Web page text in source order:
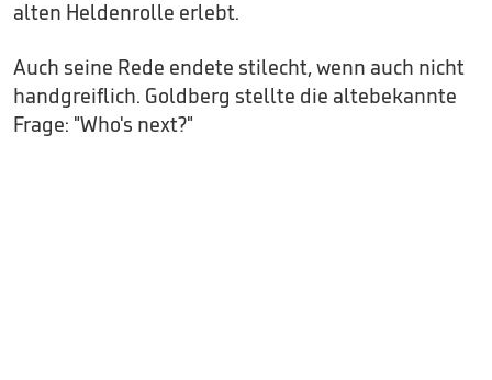
alten Heldenrolle erlebt.
Auch seine Rede endete stilecht, wenn auch nicht
handgreiflich. Goldberg stellte die altebekannte
Frage: "Who's next?"